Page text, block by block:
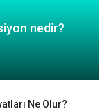
nedir?
Ne Olur?